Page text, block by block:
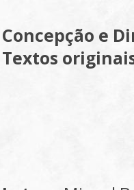
Concepção e
Textos